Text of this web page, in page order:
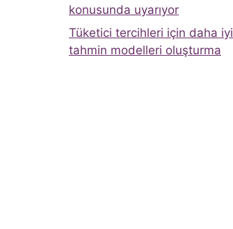
konusunda uyarıyor
Tüketici tercihleri ​​için daha iyi
tahmin modelleri oluşturma